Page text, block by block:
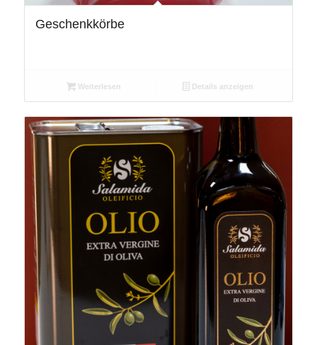
Geschenkkörbe
Weiterlesen Details anzeigen